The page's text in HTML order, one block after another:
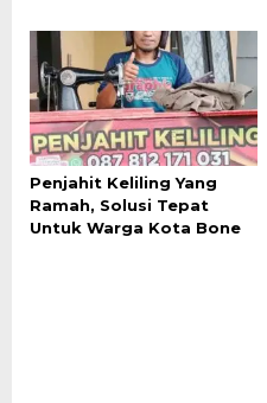
Penjahit Keliling Yang
Ramah, Solusi Tepat
Untuk Warga Kota Bone